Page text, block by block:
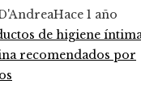
Hace 1 año